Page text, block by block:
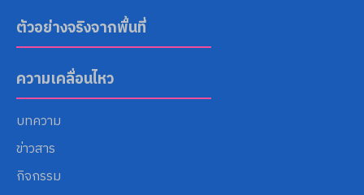
ตัวอย่างจริงจากพื้นที่
ความเคลื่อนไหว
บทความ
ข่าวสาร
กิจกรรม